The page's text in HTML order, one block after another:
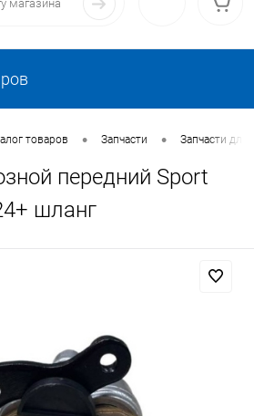
товаров • Запчасти • Запчасти для
передний Sport
шланг